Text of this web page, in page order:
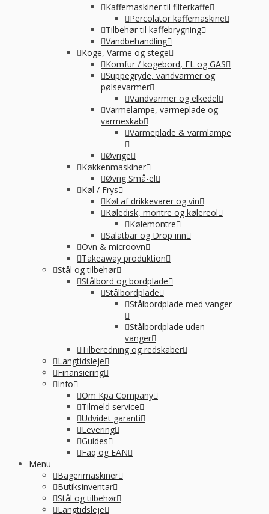
Kaffemaskiner til filterkaffe
Percolator kaffemaskine
Tilbehør til kaffebrygning
Vandbehandling
Koge, Varme og stege
Komfur / kogebord, EL og GAS
Suppegryde, vandvarmer og
pølsevarmer
Vandvarmer og elkedel
Varmelampe, varmeplade og
varmeskab
Varmeplade & varmlampe
Øvrige
Køkkenmaskiner
Øvrig Små-el
Køl / Frys
Køl af drikkevarer og vin
Køledisk, montre og kølereol
Kølemontre
Salatbar og Drop inn
Ovn & microovn
Takeaway produktion
Stål og tilbehør
Stålbord og bordplade
Stålbordplade
Stålbordplade med vanger
Stålbordplade uden
vanger
Tilberedning og redskaber
Langtidsleje
Finansiering
Info
Om Kpa Company
Tilmeld service
Udvidet garanti
Levering
Guides
Faq og EAN
Menu
Bagerimaskiner
Butiksinventar
Stål og tilbehør
Langtidsleje